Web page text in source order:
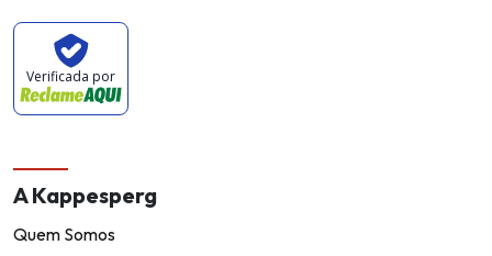
Verificada por
A Kappesperg
Quem Somos